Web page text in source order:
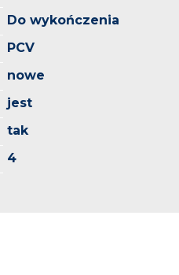
Do wykończenia
PCV
nowe
jest
tak
4